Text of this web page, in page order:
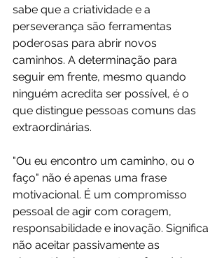
sabe que a criatividade e a
perseverança são ferramentas
poderosas para abrir novos
caminhos. A determinação para
seguir em frente, mesmo quando
ninguém acredita ser possível, é o
que distingue pessoas comuns das
extraordinárias.
"Ou eu encontro um caminho, ou o
faço" não é apenas uma frase
motivacional. É um compromisso
pessoal de agir com coragem,
responsabilidade e inovação. Significa
não aceitar passivamente as